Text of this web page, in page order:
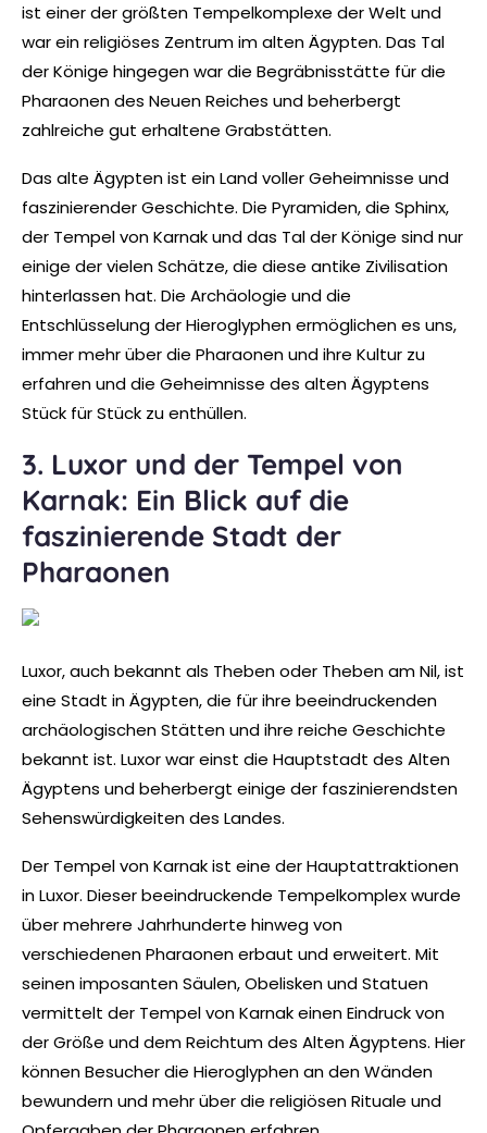
ist einer der größten Tempelkomplexe der Welt und
war ein religiöses Zentrum im alten Ägypten. Das Tal
der Könige hingegen war die Begräbnisstätte für die
Pharaonen des Neuen Reiches und beherbergt
zahlreiche gut erhaltene Grabstätten.
Das alte Ägypten ist ein Land voller Geheimnisse und
faszinierender Geschichte. Die Pyramiden, die Sphinx,
der Tempel von Karnak und das Tal der Könige sind nur
einige der vielen Schätze, die diese antike Zivilisation
hinterlassen hat. Die Archäologie und die
Entschlüsselung der Hieroglyphen ermöglichen es uns,
immer mehr über die Pharaonen und ihre Kultur zu
erfahren und die Geheimnisse des alten Ägyptens
Stück für Stück zu enthüllen.
3. Luxor und der Tempel von
Karnak: Ein Blick auf die
faszinierende Stadt der
Pharaonen
Luxor, auch bekannt als Theben oder Theben am Nil, ist
eine Stadt in Ägypten, die für ihre beeindruckenden
archäologischen Stätten und ihre reiche Geschichte
bekannt ist. Luxor war einst die Hauptstadt des Alten
Ägyptens und beherbergt einige der faszinierendsten
Sehenswürdigkeiten des Landes.
Der Tempel von Karnak ist eine der Hauptattraktionen
in Luxor. Dieser beeindruckende Tempelkomplex wurde
über mehrere Jahrhunderte hinweg von
verschiedenen Pharaonen erbaut und erweitert. Mit
seinen imposanten Säulen, Obelisken und Statuen
vermittelt der Tempel von Karnak einen Eindruck von
der Größe und dem Reichtum des Alten Ägyptens. Hier
können Besucher die Hieroglyphen an den Wänden
bewundern und mehr über die religiösen Rituale und